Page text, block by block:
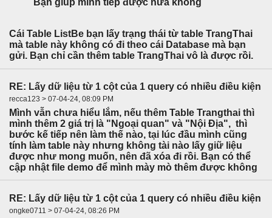
Bạn giúp mình tiếp được nữa không
Cái Table ListBe bạn lấy trạng thái từ table TrangThai
mà table này không có đi theo cái Database mà bạn
gửi. Bạn chỉ cần thêm table TrangThai vô là được rồi.
RE: Lấy dữ liệu từ 1 cột của 1 query có nhiều điều kiện
recca123 > 07-04-24, 08:09 PM
Mình vẫn chưa hiểu lắm, nếu thêm Table Trangthai thì
mình thêm 2 giá trị là "Ngoại quan" và "Nội Địa", thì
bước kế tiếp nên làm thế nào, tại lúc đầu mình cũng
tính làm table này nhưng không tài nào lấy giữ liệu
được như mong muốn, nên đã xóa đi rồi. Bạn có thể
cập nhật file demo để mình mày mò thêm được không
RE: Lấy dữ liệu từ 1 cột của 1 query có nhiều điều kiện
ongke0711 > 07-04-24, 08:26 PM